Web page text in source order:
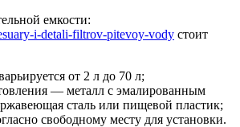
емкости:
i-detali-filtrov-pitevoy-vody стоит
от 2 л до 70 л;
— металл с эмалированным
сталь или пищевой пластик;
свободному месту для установки.